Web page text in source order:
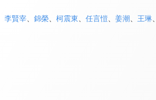
李賢宰、 錦榮、 柯震東 任言愷、 姜潮 王琳、